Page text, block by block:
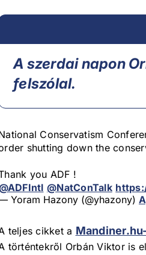
A szerdai napon
felszólal.
Conservatism
shutting down the
you ADF !
@NatConTalk⁩
Yoram Hazony (@yhazony)
teljes cikket a
történtekről Orbán Viktor is